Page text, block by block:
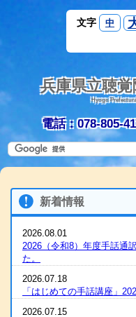
文字 中
兵庫県立聴
Hyogo
電話：078-805-
新着情報
2026.08.01
2026（令和8）年度手話通
た。
2026.07.18
「はじめての手話講座」
2026.07.15